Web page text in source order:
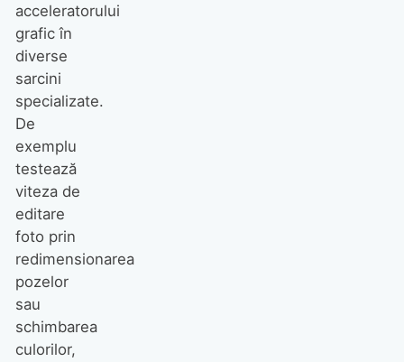
acceleratorului
grafic în
diverse
sarcini
specializate.
De
exemplu
testează
viteza de
editare
foto prin
redimensionarea
pozelor
sau
schimbarea
culorilor,